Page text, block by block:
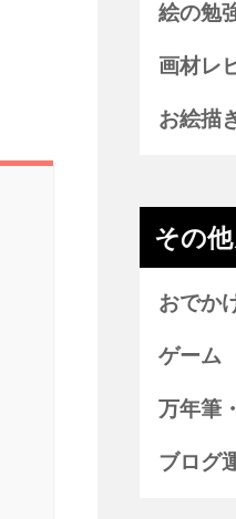
絵の勉
画材レ
お絵描
その
おでか
ゲーム
万年筆
ブログ